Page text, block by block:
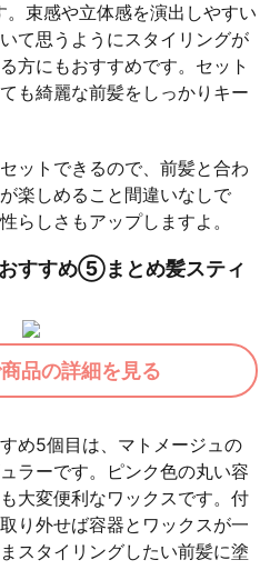
束感や立体感を演出しやすい
て思うようにスタイリングが
方にもおすすめです。セット
も綺麗な前髪をしっかりキー
ットできるので、前髪と合わ
楽しめること間違いなしで
らしさもアップしますよ。
すすめ⑤まとめ髪スティ
品の詳細を見る
め5個目は、マトメージュの
ラーです。ピンク色の丸い容
大変便利なワックスです。付
り外せば容器とワックスが一
スタイリングしたい前髪に塗